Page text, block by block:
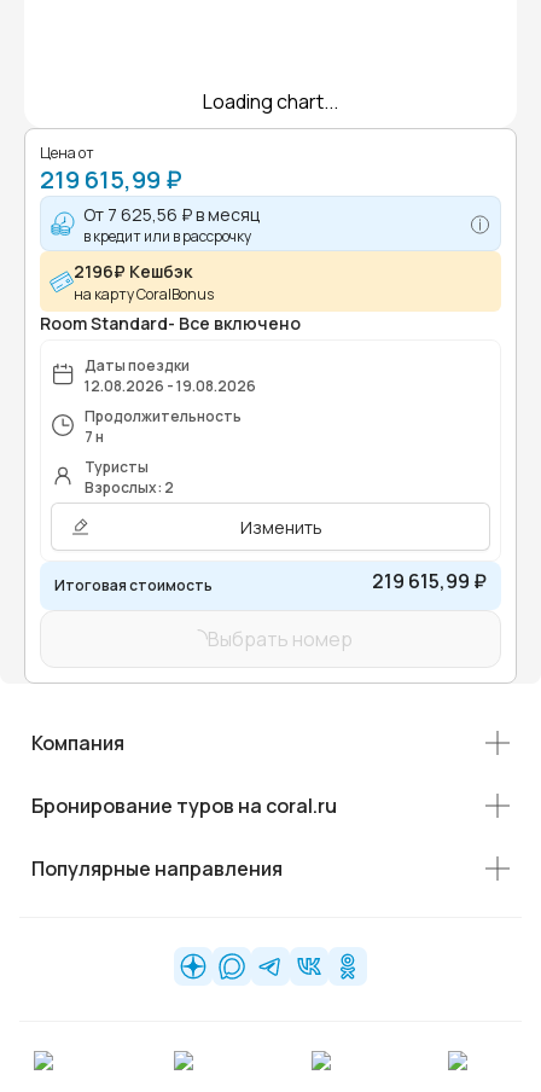
Loading chart...
Цена от
219 615,99 ₽
От 7 625,56 ₽в месяц
в кредит или в рассрочку
2196₽ Кешбэк
на карту CoralBonus
Room Standard- Все включено
Даты поездки
12.08.2026 - 19.08.2026
Продолжительность
7 н
Туристы
Взрослых: 2
Изменить
Итоговая стоимость 219 615,99 ₽
Выбрать номер
Компания
Бронирование туров на coral.ru
Популярные направления